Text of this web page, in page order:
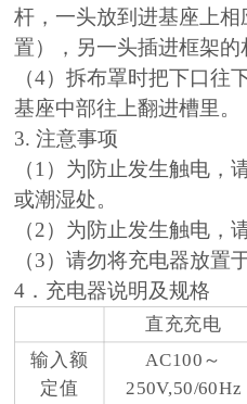
杆，一头放到进基座上
置），另一头插进框架的
（4）拆布罩时把下口往
基座中部往上翻进槽里。
3. 注意事项
（1）为防止发生触电，
或潮湿处。
（2）为防止发生触电，
（3）请勿将充电器放置
4．充电器说明及规格
直充充电
输入额
定值
AC100～
250V,50/60Hz